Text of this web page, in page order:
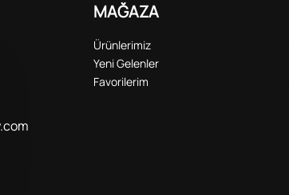
MAĞAZA
Ürünlerimiz
Yeni Gelenler
Favorilerim